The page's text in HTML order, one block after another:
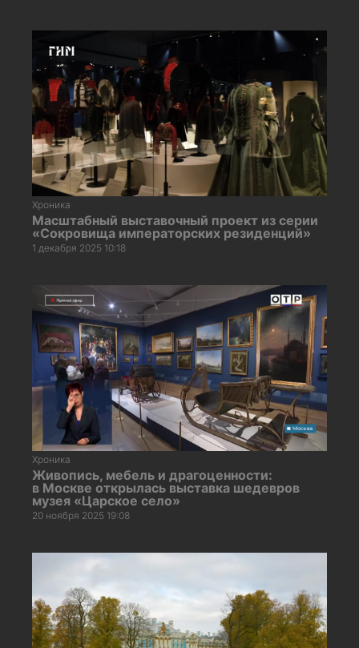
Хроника
Масштабный выставочный проект из серии
«Сокровища императорских резиденций»
1 декабря 2025 10:18
Хроника
Живопись, мебель и драгоценности:
в Москве открылась выставка шедевров
музея «Царское село»
20 ноября 2025 19:08